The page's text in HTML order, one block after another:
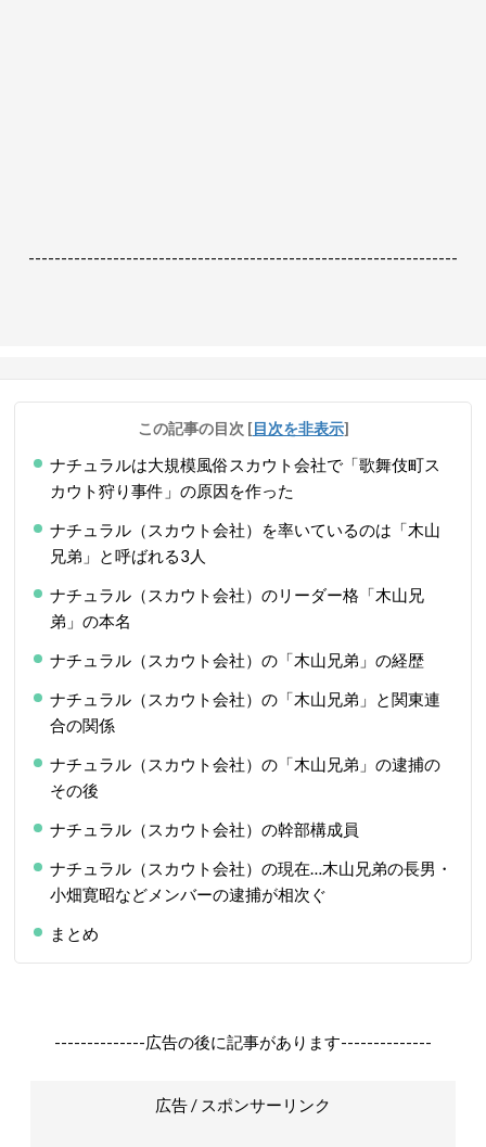
------------------------------------------------------------------
この記事の目次 [目次を非表示]
ナチュラルは大規模風俗スカウト会社で「歌舞伎町ス
カウト狩り事件」の原因を作った
ナチュラル（スカウト会社）を率いているのは「木山
兄弟」と呼ばれる3人
ナチュラル（スカウト会社）のリーダー格「木山兄
弟」の本名
ナチュラル（スカウト会社）の「木山兄弟」の経歴
ナチュラル（スカウト会社）の「木山兄弟」と関東連
合の関係
ナチュラル（スカウト会社）の「木山兄弟」の逮捕の
その後
ナチュラル（スカウト会社）の幹部構成員
ナチュラル（スカウト会社）の現在…木山兄弟の長男・
小畑寛昭などメンバーの逮捕が相次ぐ
まとめ
--------------広告の後に記事があります--------------
広告 / スポンサーリンク